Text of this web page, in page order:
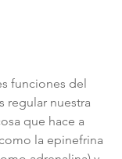
funciones del
regular nuestra
que hace a
la epinefrina